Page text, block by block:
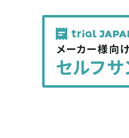
記
事
を
シ
ェ